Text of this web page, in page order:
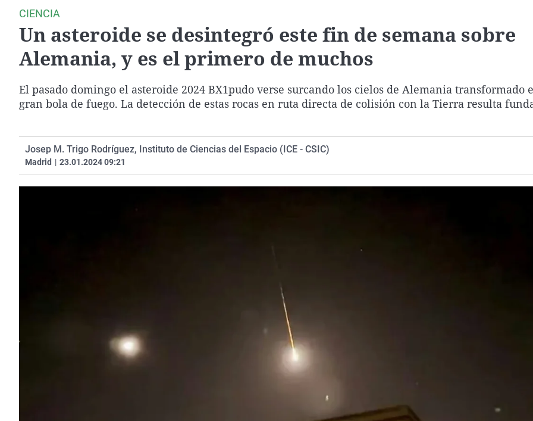
Negra
País Vasco
CIENCIA
Un asteroide se desintegró este fin de semana sobre
Alemania, y es el primero de muchos
El pasado domingo el asteroide 2024 BX1pudo verse surcando los cielos de Alemania transformado
gran bola de fuego. La detección de estas rocas en ruta directa de colisión con la Tierra resulta
Josep M. Trigo Rodríguez, Instituto de Ciencias del Espacio (ICE - CSIC)
Madrid | 23.01.2024 09:21